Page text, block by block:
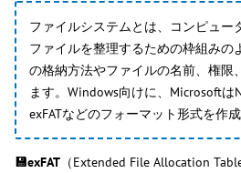
ファイルシステムとは、コンピュー
ファイルを整理するための枠組みの
の格納方法やファイルの名前、権限
ます。Windows向けに、Microsoftは
exFATなどのフォーマット形式を作成
💾exFAT （Extended File Allocation